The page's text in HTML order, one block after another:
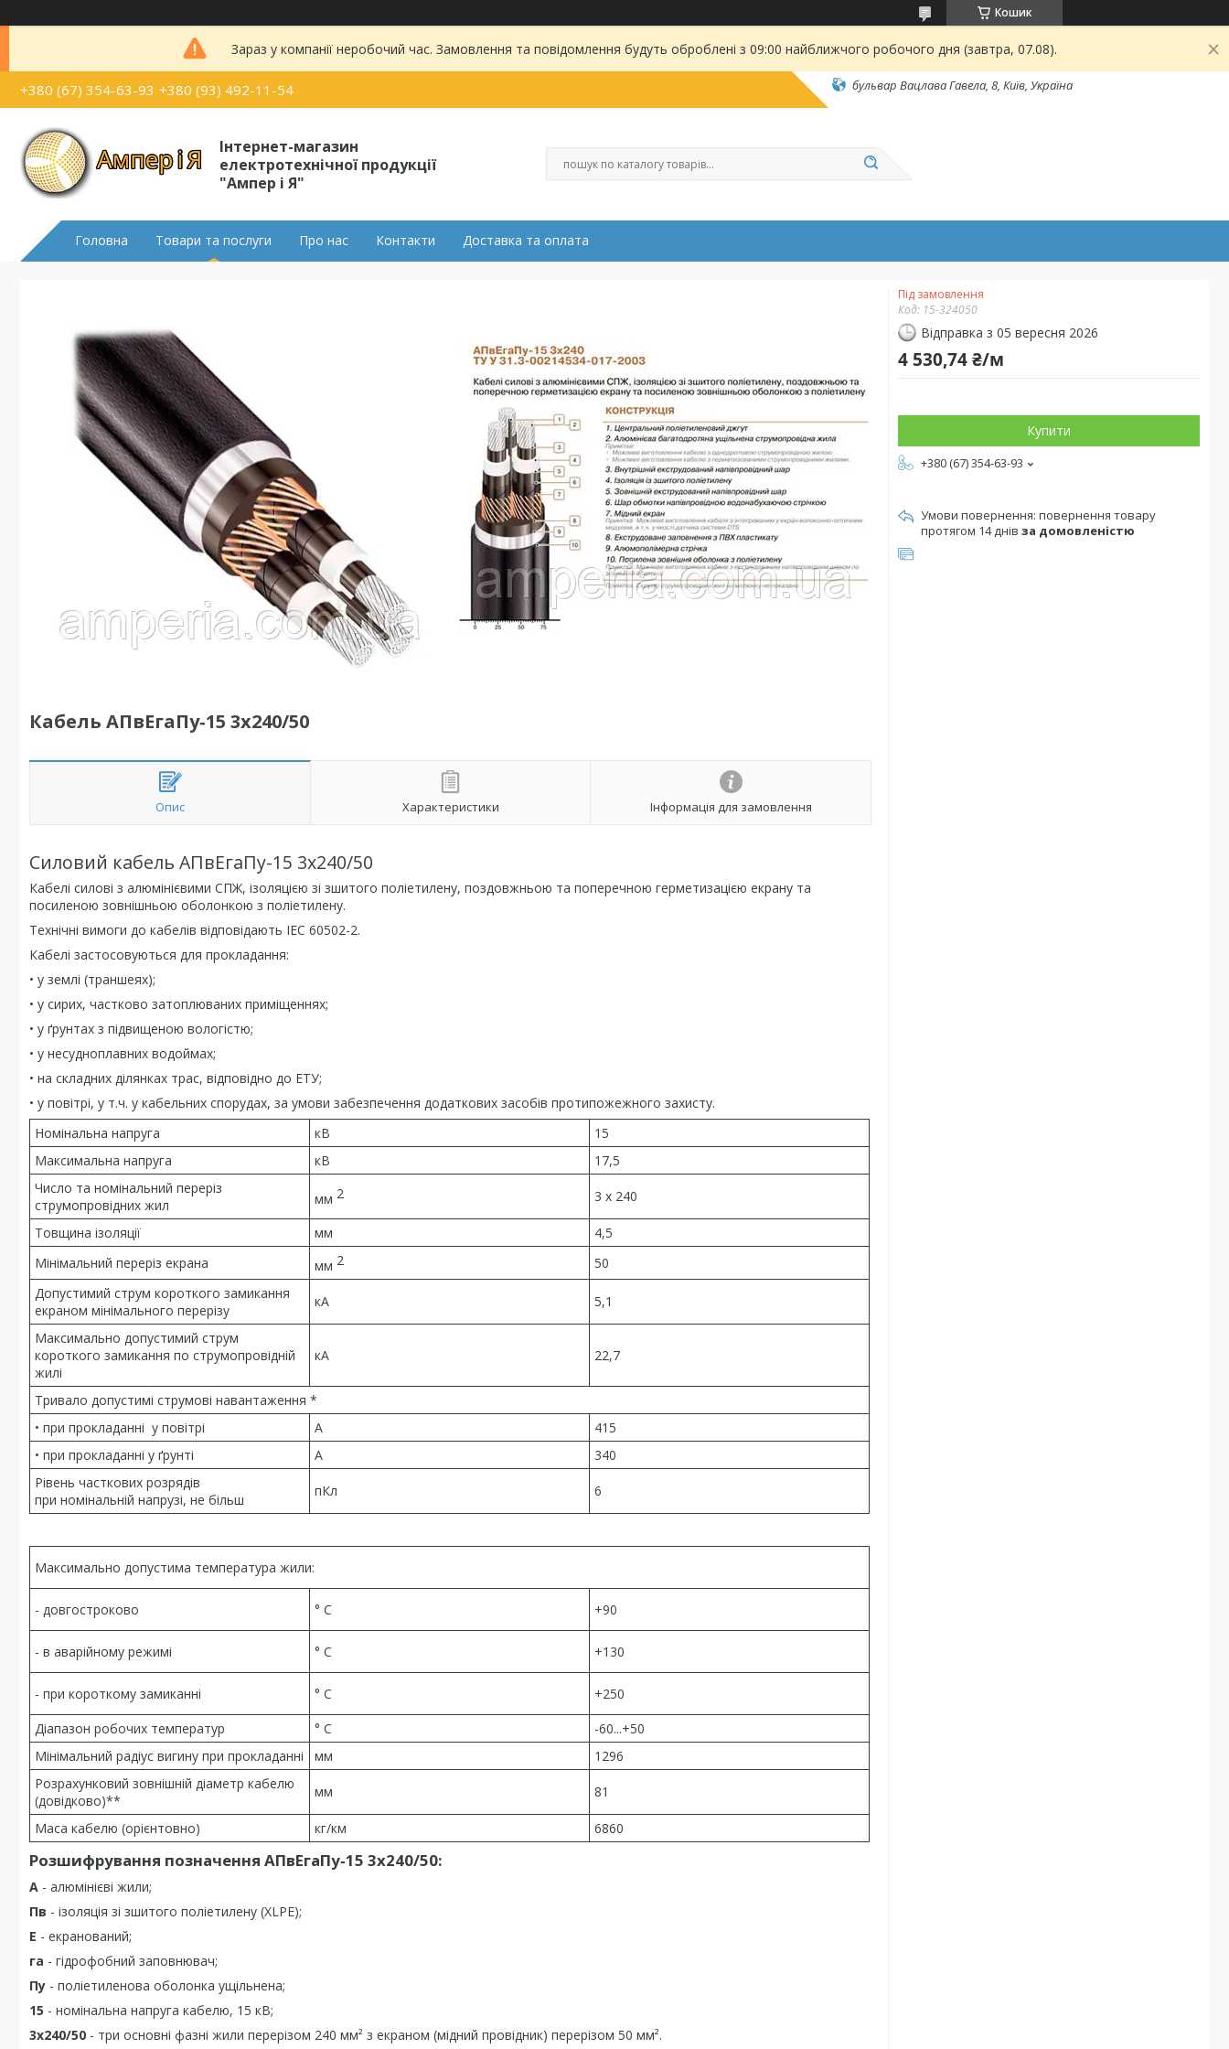
Кошик
Зараз у компанії неробочий час. Замовлення та повідомлення будуть оброблені з 09:00 найближчого робочого дня (завтра, 07.08).
+380 (67) 354-63-93 +380 (93) 492-11-54 бульвар Вацлава Гавела, 8, Київ, Україна
Інтернет-магазин
електротехнічної продукції
"Ампер і Я"
Головна Товари та послуги Про нас Контакти Доставка та оплата
Кабель АПвЕгаПу‑15 3х240/50
Опис Характеристики Інформація для замовлення
Силовий кабель АПвЕгаПу-15 3х240/50
Кабелі силові з алюмінієвими СПЖ, ізоляцією зі зшитого поліетилену, поздовжньою та поперечною герметизацією екрану та
посиленою зовнішньою оболонкою з поліетилену.
Технічні вимоги до кабелів відповідають IEC 60502-2.
Кабелі застосовуються для прокладання:
• у землі (траншеях);
• у сирих, частково затоплюваних приміщеннях;
• у ґрунтах з підвищеною вологістю;
• у несудноплавних водоймах;
• на складних ділянках трас, відповідно до ЕТУ;
• у повітрі, у т.ч. у кабельних спорудах, за умови забезпечення додаткових засобів протипожежного захисту.
Номінальна напруга
кВ
15
Максимальна напруга
кВ
17,5
Число та номінальний переріз
струмопровідних жил
мм 2 3 x 240
Товщина ізоляції мм
4,5
Мінімальний переріз екрана
мм 2
50
Допустимий струм короткого замикання
екраном мінімального перерізу
кА 5,1
Максимально допустимий струм
короткого замикання по струмопровідній
жилі
кА 22,7
Тривало допустимі струмові навантаження *
• при прокладанні у повітрі
А
415
• при прокладанні у ґрунті
А
340
Рівень часткових розрядів
при номінальній напрузі, не більш
пКл 6
Максимально допустима температура жили:
- довгостроково ° С +90
- в аварійному режимі ° С +130
- при короткому замиканні ° С
+250
Діапазон робочих температур
° С
-60...+50
Мінімальний радіус вигину при прокладанні
мм
1296
Розрахунковий зовнішній діаметр кабелю
(довідково)**
мм 81
Маса кабелю (орієнтовно) кг/км 6860
Розшифрування позначення АПвЕгаПу‑15 3х240/50:
А - алюмінієві жили;
Пв - ізоляція зі зшитого поліетилену (XLPE);
Е - екранований;
га - гідрофобний заповнювач;
Пу - поліетиленова оболонка ущільнена;
15 - номінальна напруга кабелю, 15 кВ;
3х240/50 - три основні фазні жили перерізом 240 мм² з екраном (мідний провідник) перерізом 50 мм².
Під замовлення
Код: 15-324050
Відправка з 05 вересня 2026
4 530,74 ₴/м
Купити
+380 (67) 354-63-93
повернення товару
протягом 14 днів за домовленістю